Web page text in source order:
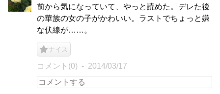
前から気になっていて、やっと読めた。デレた後
の華族の女の子がかわいい。ラストでちょっと嫌
な伏線が……。
ナイス
コメント(0) 2014/03/17